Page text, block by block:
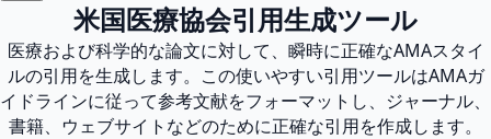
米国医療協会引用生成ツール
医療および科学的な論文に対して、瞬時に正確なAMAスタイ
ルの引用を生成します。この使いやすい引用ツールはAMAガ
イドラインに従って参考文献をフォーマットし、ジャーナル、
書籍、ウェブサイトなどのために正確な引用を作成します。